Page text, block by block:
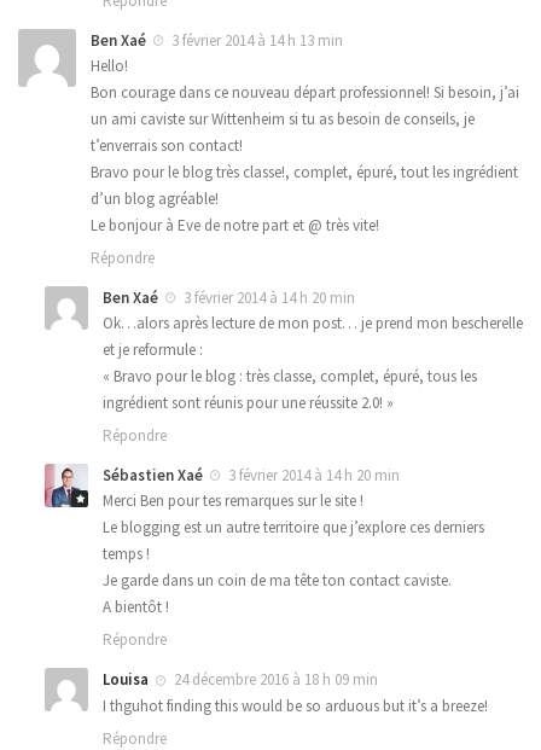
Ben Xaé
3 février 2014 à 14 h 13 min
Hello!
Bon courage dans ce nouveau départ professionnel! Si besoin, j’ai
un ami caviste sur Wittenheim si tu as besoin de conseils, je
t’enverrais son contact!
Bravo pour le blog très classe!, complet, épuré, tout les ingrédient
d’un blog agréable!
Le bonjour à Eve de notre part et @ très vite!
Répondre
Ben Xaé
3 février 2014 à 14 h 20 min
Ok…alors après lecture de mon post… je prend mon bescherelle
et je reformule :
« Bravo pour le blog : très classe, complet, épuré, tous les
ingrédient sont réunis pour une réussite 2.0! »
Répondre
Sébastien Xaé
3 février 2014 à 14 h 20 min
Merci Ben pour tes remarques sur le site !
Le blogging est un autre territoire que j’explore ces derniers
temps !
Je garde dans un coin de ma tête ton contact caviste.
A bientôt !
Répondre
Louisa
24 décembre 2016 à 18 h 09 min
I thguhot finding this would be so arduous but it’s a breeze!
Répondre